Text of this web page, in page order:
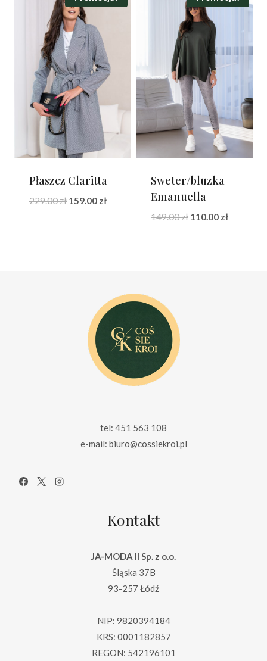
Płaszcz Claritta
229.00zł Pierwotna
159.00 złAktualna
Sweter/bluzka
Emanuella
149.00zł Pierwotna
110.00 złAktualna
tel: 451 563 108
e-mail: biuro@cossiekroi.pl
Kontakt
JA-MODA II Sp. z o.o.
Śląska 37B
93-257 Łódź
NIP: 9820394184
KRS: 0001182857
REGON: 542196101